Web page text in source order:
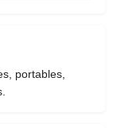
portables,